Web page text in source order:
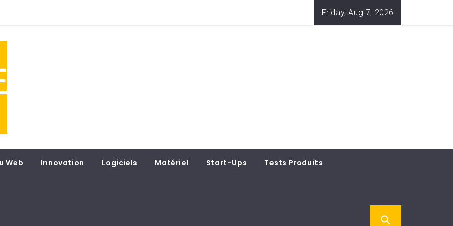
Friday, Aug 7, 2026
Web Innovation Logiciels Matériel Start-Ups Tests Produits